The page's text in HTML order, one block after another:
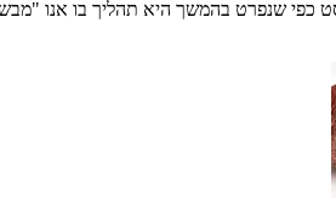
כפי שנפרט בהמשך היא תהליך בו אנו